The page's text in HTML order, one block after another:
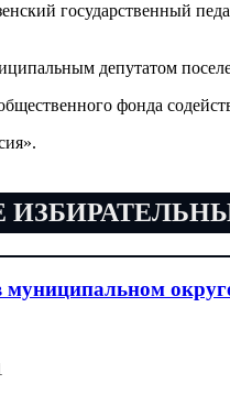
государственный
депутатом
фонда